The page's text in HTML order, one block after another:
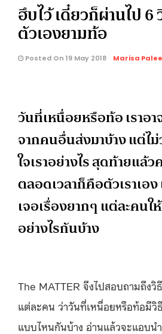
ฮึบไว้ เดี๋ยวก็ผ่านไป 6
ตัวเองยามท้อ
Posted On 19 May 2018 Marisa
วันที่เหนื่อยหรือท้อ เราอา
จากคนอื่นส่งมาบ้าง แต่ไม่
ใจเราอย่างไร สุดท้ายแล้
ตลอดเวลาก็คือตัวเราเอ
เจอเรื่องยากๆ แต่ละคนใ
อย่างไรกันบ้าง
The MATTER จึงไปสอบถามถึงวิ
แต่ละคน ว่าวันที่เหนื่อยหรือท้อมีวิธี
แบบไหนกันบ้าง อ่านแล้วจะแอบน